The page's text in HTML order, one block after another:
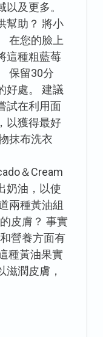
及更多。
幫助？ 將小
在您的臉上
這種粗藍莓
保留30分
好處。 建議
試在利用面
以獲得最好
抹布洗衣
＆Cream
奶油，以使
兩種黃油組
皮膚？ 事實
營養方面有
種黃油果實
滋潤皮膚，